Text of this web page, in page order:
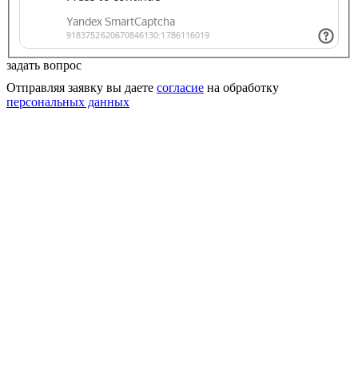
задать вопрос
Отправляя заявку вы даете согласие на обработку
персональных данных